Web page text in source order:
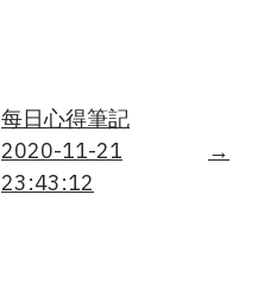
每日心得筆記
2020-11-21
23:43:12
→